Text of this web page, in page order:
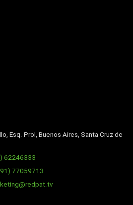
Esq. Prol, Buenos Aires, Santa Cruz de
62246333
77059713